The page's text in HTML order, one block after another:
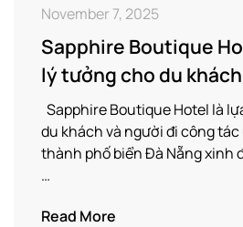
November 7, 2025
Sapphire Boutique
lý tưởng cho du
Sapphire Boutique Hotel là
du khách và người đi công tác
thành phố biển Đà Nẵng xinh
…
Read More